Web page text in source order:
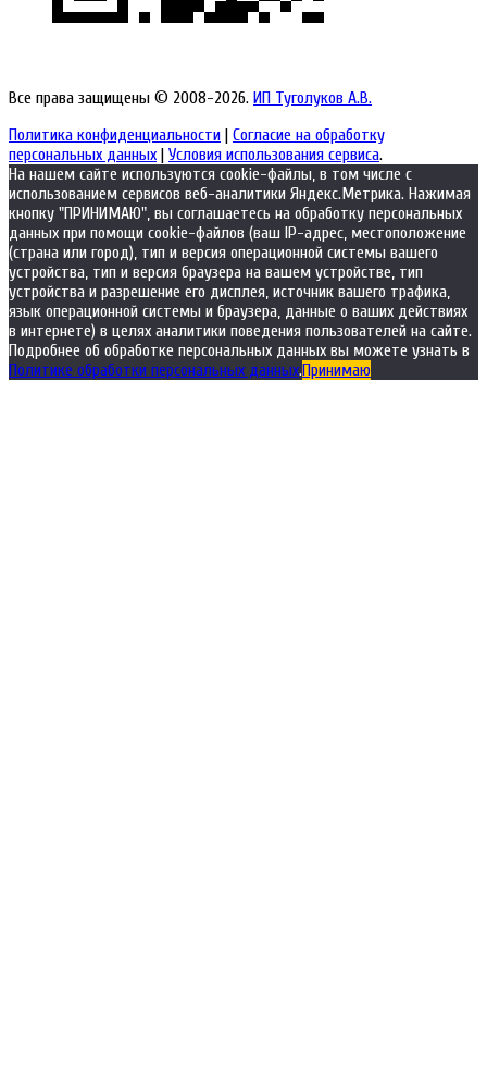
Все права защищены © 2008-2026. ИП Туголуков А.В.
Политика конфиденциальности | Согласие на обработку
персональных данных | Условия использования сервиса.
На нашем сайте используются cookie-файлы, в том числе с
использованием сервисов веб-аналитики Яндекс.Метрика. Нажимая
кнопку "ПРИНИМАЮ", вы соглашаетесь на обработку персональных
данных при помощи cookie-файлов (ваш IP-адрес, местоположение
(страна или город), тип и версия операционной системы вашего
устройства, тип и версия браузера на вашем устройстве, тип
устройства и разрешение его дисплея, источник вашего трафика,
язык операционной системы и браузера, данные о ваших действиях
в интернете) в целях аналитики поведения пользователей на сайте.
Подробнее об обработке персональных данных вы можете узнать в
Политике обработки персональных данных.Принимаю